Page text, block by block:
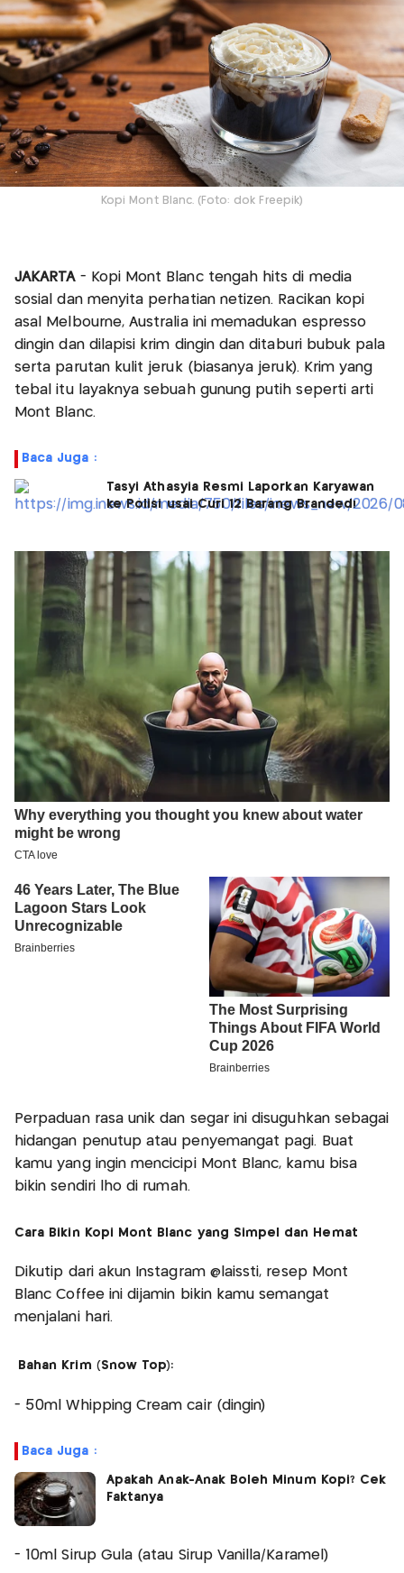
Kopi Mont Blanc. (Foto: dok Freepik)
JAKARTA - Kopi Mont Blanc tengah hits di media
sosial dan menyita perhatian netizen. Racikan kopi
asal Melbourne, Australia ini memadukan espresso
dingin dan dilapisi krim dingin dan ditaburi bubuk pala
serta parutan kulit jeruk (biasanya jeruk). Krim yang
tebal itu layaknya sebuah gunung putih seperti arti
Mont Blanc.
Baca Juga :
Tasyi Athasyia Resmi Laporkan Karyawan
ke Polisi usai Curi 12 Barang Branded!
Perpaduan rasa unik dan segar ini disuguhkan sebagai
hidangan penutup atau penyemangat pagi. Buat
kamu yang ingin mencicipi Mont Blanc, kamu bisa
bikin sendiri lho di rumah.
Cara Bikin Kopi Mont Blanc yang Simpel dan Hemat
Dikutip dari akun Instagram @laissti, resep Mont
Blanc Coffee ini dijamin bikin kamu semangat
menjalani hari.
Bahan Krim (Snow Top):
- 50ml Whipping Cream cair (dingin)
Baca Juga :
Apakah Anak-Anak Boleh Minum Kopi? Cek
Faktanya
- 10ml Sirup Gula (atau Sirup Vanilla/Karamel)